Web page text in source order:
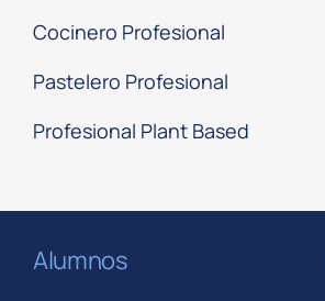
Cocinero Profesional
Pastelero Profesional
Profesional Plant Based
Alumnos